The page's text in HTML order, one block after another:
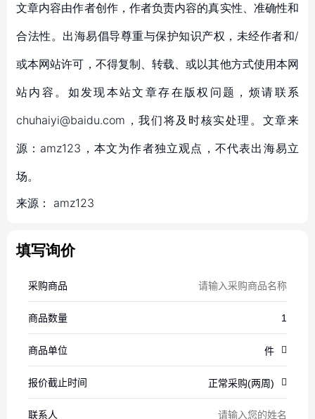
文章内容由作者创作，作者负责内容的真实性、准确性和
合法性。出海易倡导尊重与保护知识产权，未经作者和/
或本网站许可，不得复制、转载、或以其他方式使用本网
站内容。如发现本站文章存在版权问题，烦请联系
chuhaiyi@baidu.com，我们将及时核实处理。文章来
源：amz123，本文为作者独立观点，不代表出海易立
场。
来源： amz123
填写询价